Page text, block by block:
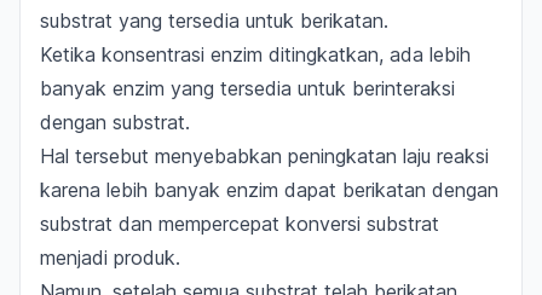
substrat yang tersedia untuk berikatan.
Ketika konsentrasi enzim ditingkatkan, ada lebih
banyak enzim yang tersedia untuk berinteraksi
dengan substrat.
Hal tersebut menyebabkan peningkatan laju reaksi
karena lebih banyak enzim dapat berikatan dengan
substrat dan mempercepat konversi substrat
menjadi produk.